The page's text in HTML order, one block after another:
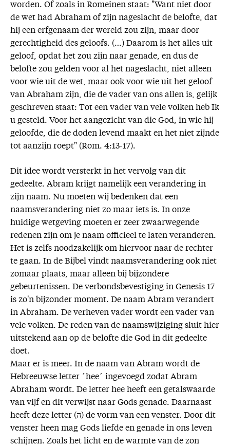
worden. Of zoals in Romeinen staat: "Want niet door
de wet had Abraham of zijn nageslacht de belofte, dat
hij een erfgenaam der wereld zou zijn, maar door
gerechtigheid des geloofs. (…) Daarom is het alles uit
geloof, opdat het zou zijn naar genade, en dus de
belofte zou gelden voor al het nageslacht, niet alleen
voor wie uit de wet, maar ook voor wie uit het geloof
van Abraham zijn, die de vader van ons allen is, gelijk
geschreven staat: Tot een vader van vele volken heb Ik
u gesteld. Voor het aangezicht van die God, in wie hij
geloofde, die de doden levend maakt en het niet zijnde
tot aanzijn roept" (Rom. 4:13-17).
Dit idee wordt versterkt in het vervolg van dit
gedeelte. Abram krijgt namelijk een verandering in
zijn naam. Nu moeten wij bedenken dat een
naamsverandering niet zo maar iets is. In onze
huidige wetgeving moeten er zeer zwaarwegende
redenen zijn om je naam officieel te laten veranderen.
Het is zelfs noodzakelijk om hiervoor naar de rechter
te gaan. In de Bijbel vindt naamsverandering ook niet
zomaar plaats, maar alleen bij bijzondere
gebeurtenissen. De verbondsbevestiging in Genesis 17
is zo'n bijzonder moment. De naam Abram verandert
in Abraham. De verheven vader wordt een vader van
vele volken. De reden van de naamswijziging sluit hier
uitstekend aan op de belofte die God in dit gedeelte
doet.
Maar er is meer. In de naam van Abram wordt de
Hebreeuwse letter ´hee´ ingevoegd zodat Abram
Abraham wordt. De letter hee heeft een getalswaarde
van vijf en dit verwijst naar Gods genade. Daarnaast
heeft deze letter (ה) de vorm van een venster. Door dit
venster heen mag Gods liefde en genade in ons leven
schijnen. Zoals het licht en de warmte van de zon